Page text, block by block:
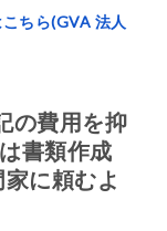
ちら(GVA 法人
の費用を抑
書類作成
に頼むよ